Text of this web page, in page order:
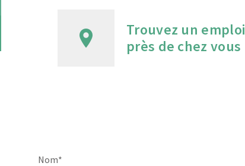
Trouvez un emploi
près de chez vous
Nom*